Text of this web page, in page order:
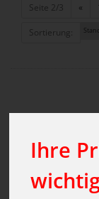
Ihre
Seite 2/3 «
Sortierung: